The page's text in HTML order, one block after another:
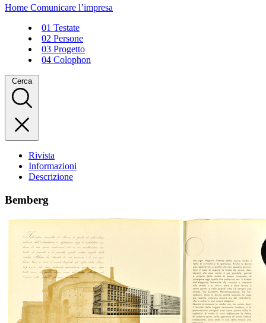
Home Comunicare l’impresa
01 Testate
02 Persone
03 Progetto
04 Colophon
Cerca
Rivista
Informazioni
Descrizione
Bemberg